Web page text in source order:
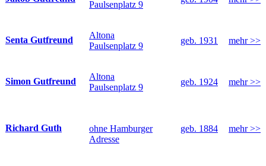
Paulsenplatz 9
Senta Gutfreund
Altona
Paulsenplatz 9
geb. 1931 mehr >>
Simon Gutfreund
Altona
Paulsenplatz 9
geb. 1924 mehr >>
Richard Guth
ohne Hamburger
Adresse
geb. 1884 mehr >>